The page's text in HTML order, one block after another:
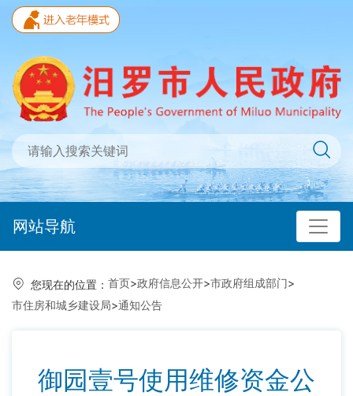
网站导航
您现在的位置： 首页>政府信息公开>市政府组成部门>
市住房和城乡建设局>通知公告
御园壹号使用维修资金公